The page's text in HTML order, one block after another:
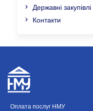
Державні закупівлі
Контакти
Оплата послуг НМУ